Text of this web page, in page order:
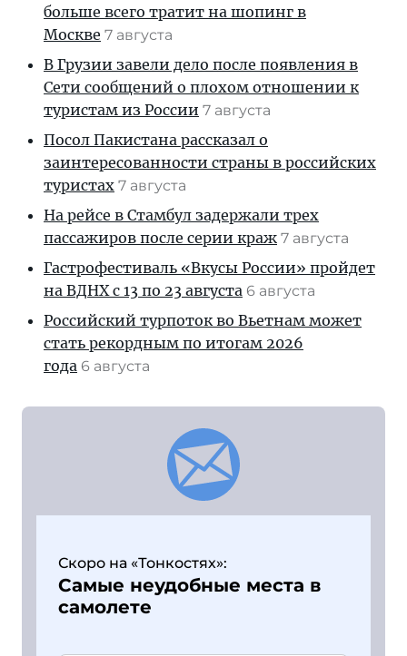
больше всего тратит на шопинг в
Москве 7 августа
В Грузии завели дело после появления в
Сети сообщений о плохом отношении к
туристам из России 7 августа
Посол Пакистана рассказал о
заинтересованности страны в российских
туристах 7 августа
На рейсе в Стамбул задержали трех
пассажиров после серии краж 7 августа
Гастрофестиваль «Вкусы России» пройдет
на ВДНХ с 13 по 23 августа 6 августа
Российский турпоток во Вьетнам может
стать рекордным по итогам 2026
года 6 августа
Скоро на «Тонкостях»:
Самые неудобные места в
самолете